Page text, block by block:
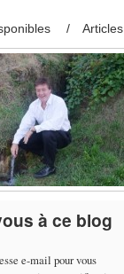
Articles
à ce blog
e-mail pour vous